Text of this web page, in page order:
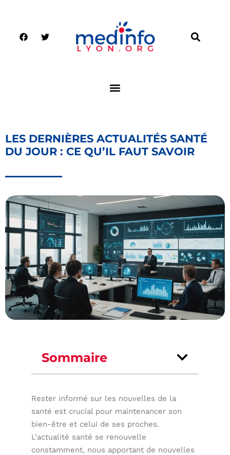
LES DERNIÈRES ACTUALITÉS SANTÉ
DU JOUR : CE QU’IL FAUT SAVOIR
Sommaire
Rester informé sur les nouvelles de la
santé est crucial pour maintenancer son
bien-être et celui de ses proches.
L’actualité santé se renouvelle
constamment, nous apportant de nouvelles